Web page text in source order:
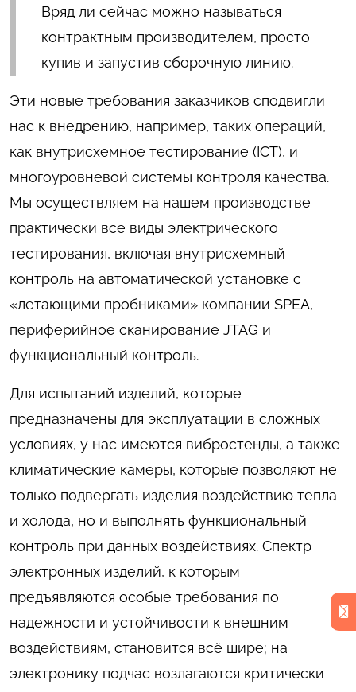
Вряд ли сейчас можно называться
контрактным производителем, просто
купив и запустив сборочную линию.
Эти новые требования заказчиков сподвигли
нас к внедрению, например, таких операций,
как внутрисхемное тестирование (ICT), и
многоуровневой системы контроля качества.
Мы осуществляем на нашем производстве
практически все виды электрического
тестирования, включая внутрисхемный
контроль на автоматической установке с
«летающими пробниками» компании SPEA,
периферийное сканирование JTAG и
функциональный контроль.
Для испытаний изделий, которые
предназначены для эксплуатации в сложных
условиях, у нас имеются вибростенды, а также
климатические камеры, которые позволяют не
только подвергать изделия воздействию тепла
и холода, но и выполнять функциональный
контроль при данных воздействиях. Спектр
электронных изделий, к которым
предъявляются особые требования по
надежности и устойчивости к внешним
воздействиям, становится всё шире; на
электронику подчас возлагаются критически